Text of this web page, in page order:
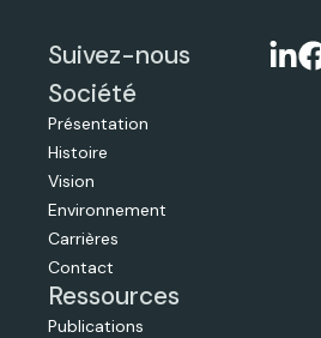
Suivez-nous
Société
Présentation
Histoire
Vision
Environnement
Carrières
Contact
Ressources
Publications